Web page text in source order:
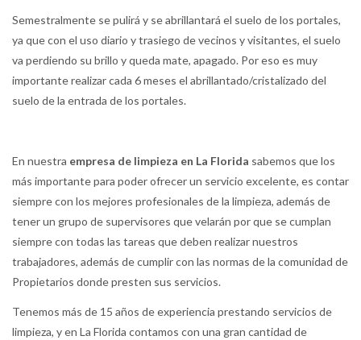
Semestralmente se pulirá y se abrillantará el suelo de los portales,
ya que con el uso diario y trasiego de vecinos y visitantes, el suelo
va perdiendo su brillo y queda mate, apagado. Por eso es muy
importante realizar cada 6 meses el abrillantado/cristalizado del
suelo de la entrada de los portales.
En nuestra empresa de limpieza en La Florida sabemos que los
más importante para poder ofrecer un servicio excelente, es contar
siempre con los mejores profesionales de la limpieza, además de
tener un grupo de supervisores que velarán por que se cumplan
siempre con todas las tareas que deben realizar nuestros
trabajadores, además de cumplir con las normas de la comunidad de
Propietarios donde presten sus servicios.
Tenemos más de 15 años de experiencia prestando servicios de
limpieza, y en La Florida contamos con una gran cantidad de